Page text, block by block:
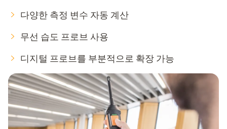
다양한 측정 변수 자동 계산
무선 습도 프로브 사용
디지털 프로브를 부분적으로 확장 가능